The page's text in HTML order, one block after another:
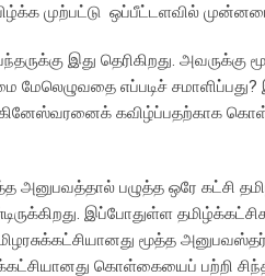
முற்பட்டு ஒப்பீட்டளவில்
இது தெரிகிறது.
எப்படிச்
கவிழ்ப்பதற்காக
அனுபவத்தால் பழுத்த ஒரே கட்சி
இப்போதுள்ள
மூத்த
கொள்கையைப் பற்றி